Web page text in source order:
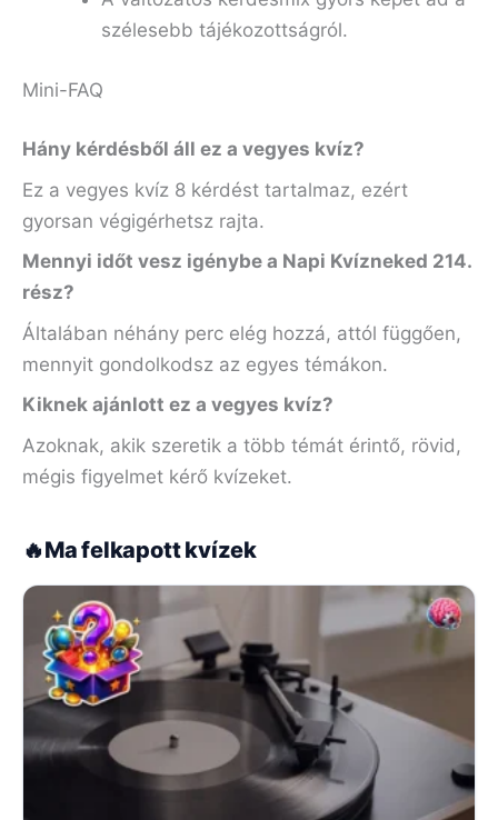
szélesebb tájékozottságról.
Mini-FAQ
Hány kérdésből áll ez a vegyes kvíz?
Ez a vegyes kvíz 8 kérdést tartalmaz, ezért
gyorsan végigérhetsz rajta.
Mennyi időt vesz igénybe a Napi Kvízneked 214.
rész?
Általában néhány perc elég hozzá, attól függően,
mennyit gondolkodsz az egyes témákon.
Kiknek ajánlott ez a vegyes kvíz?
Azoknak, akik szeretik a több témát érintő, rövid,
mégis figyelmet kérő kvízeket.
🔥Ma felkapott kvízek